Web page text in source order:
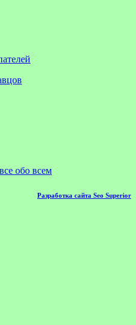
все обо всем
Разработка сайта Seo Superior